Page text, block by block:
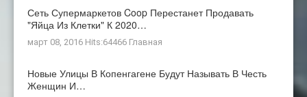
Сеть Супермаркетов Coop Перестанет Продавать
"яйца Из Клетки" К 2020…
март 08, 2016 Hits:64466 Главная
Новые Улицы В Копенгагене Будут Называть В Честь
Женщин И…